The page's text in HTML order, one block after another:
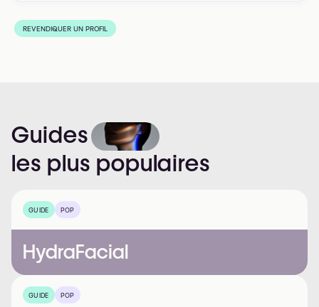
REVENDIQUER UN PROFIL
Guides
les plus populaires
GUIDE POP
HydraFacial
GUIDE POP